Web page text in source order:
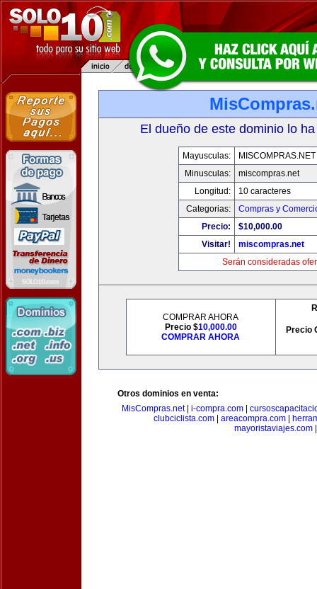
El dueño de este dominio lo
Mayusculas:
MISCOMPRAS.NET
Minusculas:
miscompras.net
Longitud:
10 caracteres
Categorias:
Compras y
Precio:
$10,000.00
Visitar!
miscompras.net
Serán consideradas
COMPRAR AHORA
Precio $10,000.00
COMPRAR AHORA
Precio
Otros dominios en venta:
MisCompras.net| i-compra.com|
clubciclista.com
areacompra.com
mayoristaviajes.com|